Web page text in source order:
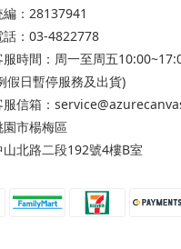
編：28137941
話：03-4822778
服時間：周一至周五
假日暫停服務及出貨)
服信箱：
園市楊梅區
山北路二段192號4樓B室